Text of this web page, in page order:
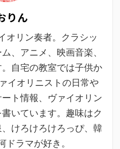
りん
オリン奏者。クラシッ
、アニメ、映画音楽、
自宅の教室では子供か
イオリニストの日常や
ト情報、ヴァイオリン
いています。趣味はク
けろけろけろっぴ、韓
ドラマが好き。